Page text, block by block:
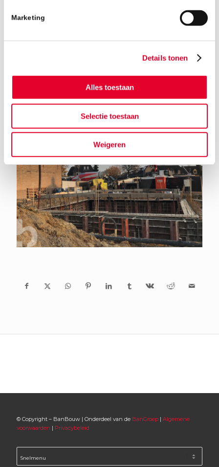
Marketing
Details tonen
Alles toestaan
Selectie toestaan
Weigeren
© Copyright – BanBouw | Onderdeel van de BanGroep| Algemene
voorwaarden | Privacybeleid